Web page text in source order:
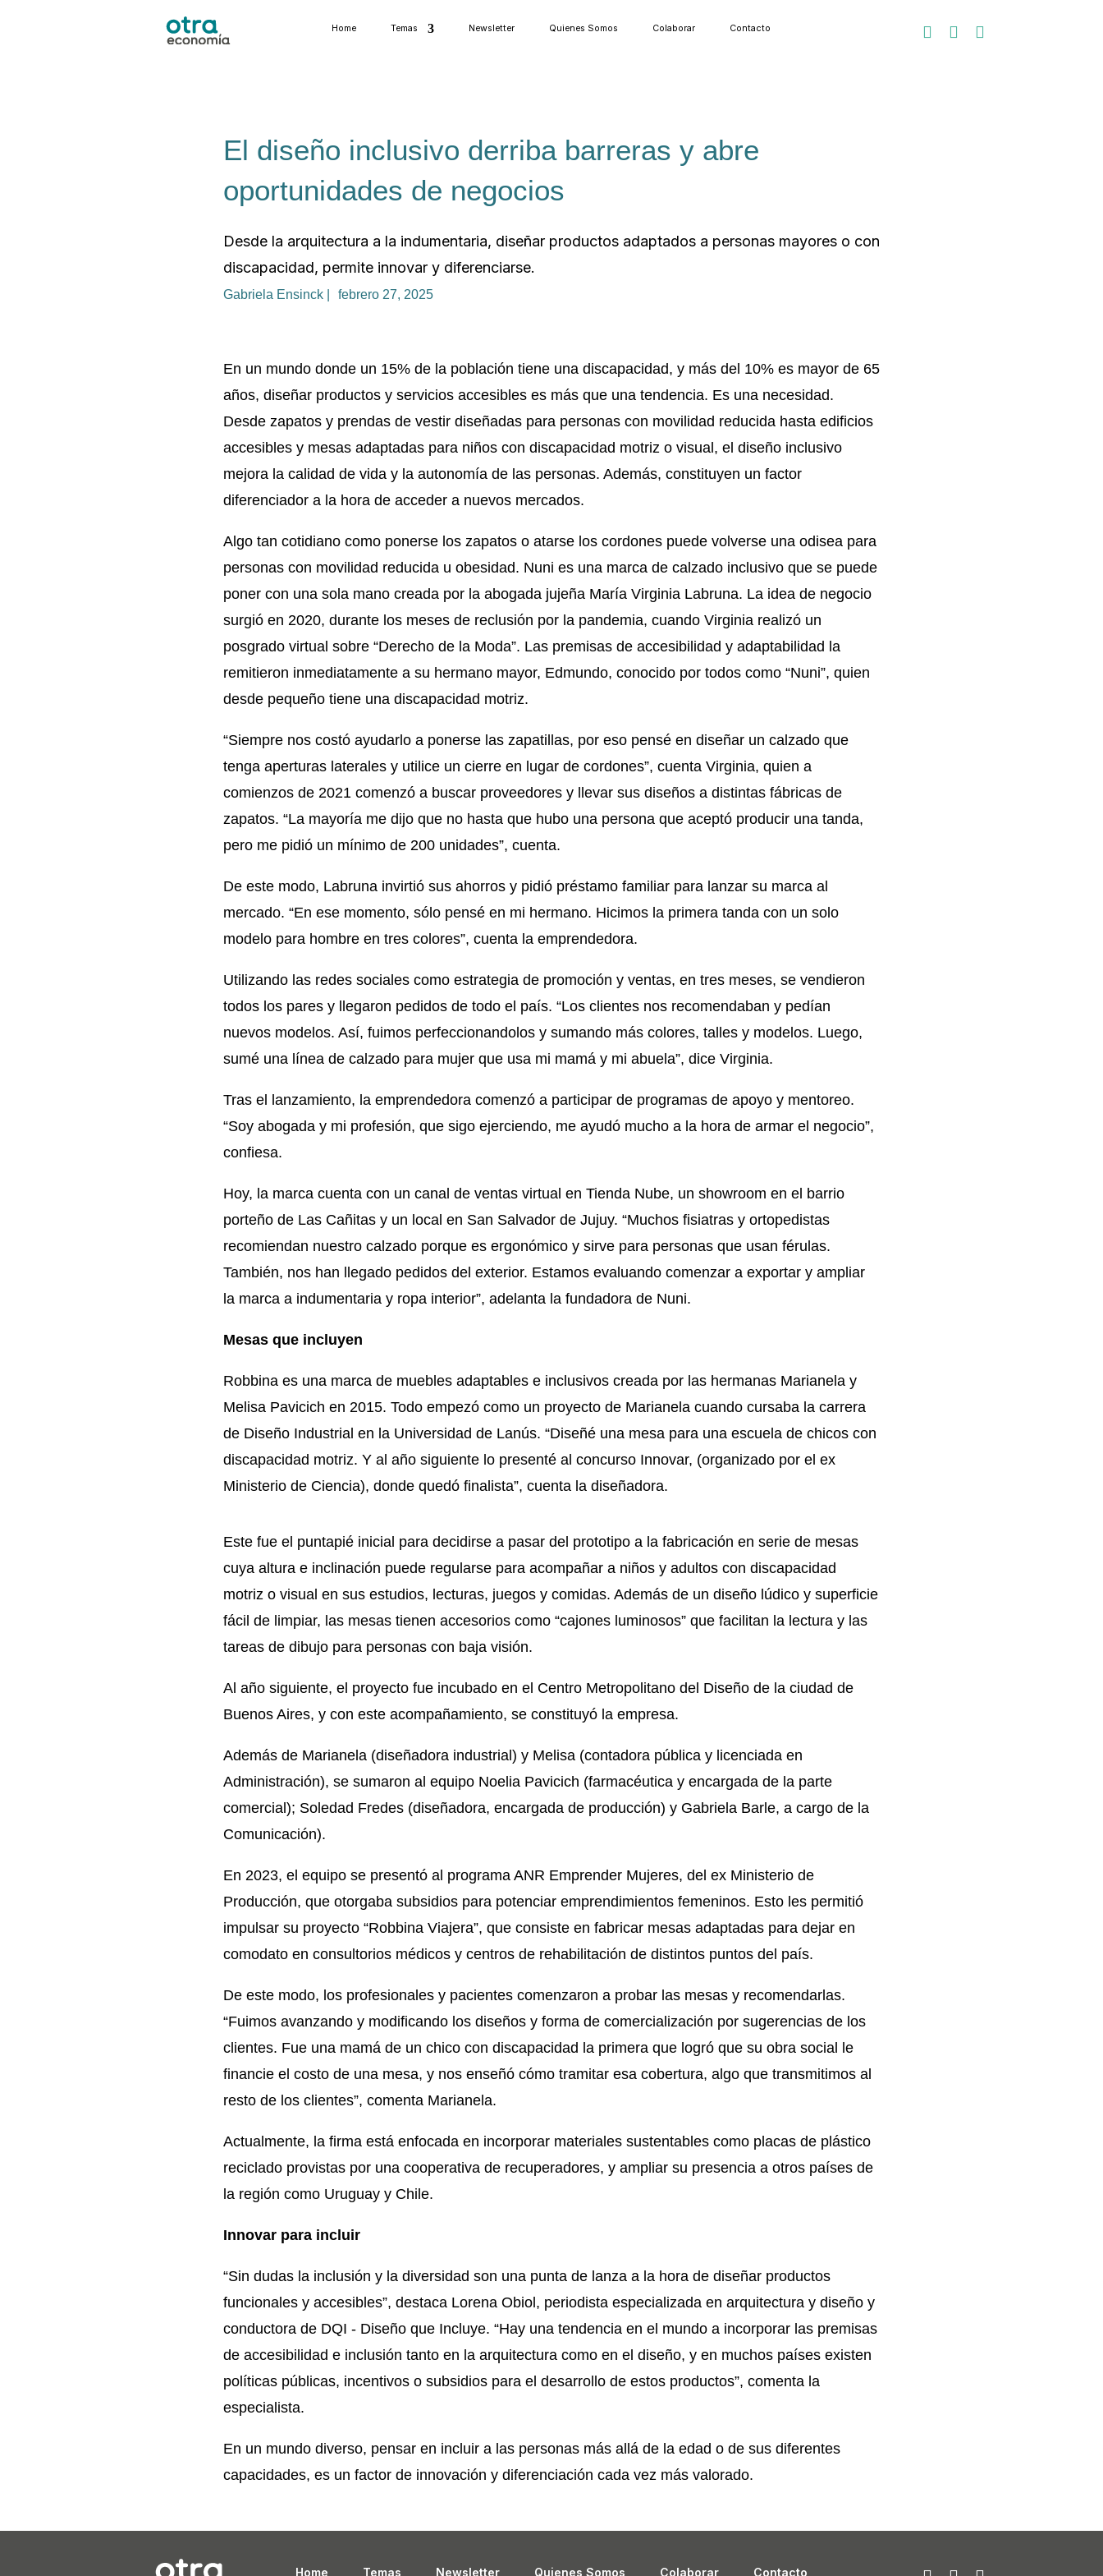
Home Temas Newsletter Quienes Somos Colaborar Contacto 


El diseño inclusivo derriba barreras y abre
oportunidades de negocios
Desde la arquitectura a la indumentaria, diseñar productos adaptados a personas mayores o con
discapacidad, permite innovar y diferenciarse.
Gabriela Ensinck | febrero 27, 2025
En un mundo donde un 15% de la población tiene una discapacidad, y más del 10% es mayor de 65
años, diseñar productos y servicios accesibles es más que una tendencia. Es una necesidad.
Desde zapatos y prendas de vestir diseñadas para personas con movilidad reducida hasta edificios
accesibles y mesas adaptadas para niños con discapacidad motriz o visual, el diseño inclusivo
mejora la calidad de vida y la autonomía de las personas. Además, constituyen un factor
diferenciador a la hora de acceder a nuevos mercados.
Algo tan cotidiano como ponerse los zapatos o atarse los cordones puede volverse una odisea para
personas con movilidad reducida u obesidad. Nuni es una marca de calzado inclusivo que se puede
poner con una sola mano creada por la abogada jujeña María Virginia Labruna. La idea de negocio
surgió en 2020, durante los meses de reclusión por la pandemia, cuando Virginia realizó un
posgrado virtual sobre “Derecho de la Moda”. Las premisas de accesibilidad y adaptabilidad la
remitieron inmediatamente a su hermano mayor, Edmundo, conocido por todos como “Nuni”, quien
desde pequeño tiene una discapacidad motriz.
“Siempre nos costó ayudarlo a ponerse las zapatillas, por eso pensé en diseñar un calzado que
tenga aperturas laterales y utilice un cierre en lugar de cordones”, cuenta Virginia, quien a
comienzos de 2021 comenzó a buscar proveedores y llevar sus diseños a distintas fábricas de
zapatos. “La mayoría me dijo que no hasta que hubo una persona que aceptó producir una tanda,
pero me pidió un mínimo de 200 unidades”, cuenta.
De este modo, Labruna invirtió sus ahorros y pidió préstamo familiar para lanzar su marca al
mercado. “En ese momento, sólo pensé en mi hermano. Hicimos la primera tanda con un solo
modelo para hombre en tres colores”, cuenta la emprendedora.
Utilizando las redes sociales como estrategia de promoción y ventas, en tres meses, se vendieron
todos los pares y llegaron pedidos de todo el país. “Los clientes nos recomendaban y pedían
nuevos modelos. Así, fuimos perfeccionandolos y sumando más colores, talles y modelos. Luego,
sumé una línea de calzado para mujer que usa mi mamá y mi abuela”, dice Virginia.
Tras el lanzamiento, la emprendedora comenzó a participar de programas de apoyo y mentoreo.
“Soy abogada y mi profesión, que sigo ejerciendo, me ayudó mucho a la hora de armar el negocio”,
confiesa.
Hoy, la marca cuenta con un canal de ventas virtual en Tienda Nube, un showroom en el barrio
porteño de Las Cañitas y un local en San Salvador de Jujuy. “Muchos fisiatras y ortopedistas
recomiendan nuestro calzado porque es ergonómico y sirve para personas que usan férulas.
También, nos han llegado pedidos del exterior. Estamos evaluando comenzar a exportar y ampliar
la marca a indumentaria y ropa interior”, adelanta la fundadora de Nuni.
Mesas que incluyen
Robbina es una marca de muebles adaptables e inclusivos creada por las hermanas Marianela y
Melisa Pavicich en 2015. Todo empezó como un proyecto de Marianela cuando cursaba la carrera
de Diseño Industrial en la Universidad de Lanús. “Diseñé una mesa para una escuela de chicos con
discapacidad motriz. Y al año siguiente lo presenté al concurso Innovar, (organizado por el ex
Ministerio de Ciencia), donde quedó finalista”, cuenta la diseñadora.
Este fue el puntapié inicial para decidirse a pasar del prototipo a la fabricación en serie de mesas
cuya altura e inclinación puede regularse para acompañar a niños y adultos con discapacidad
motriz o visual en sus estudios, lecturas, juegos y comidas. Además de un diseño lúdico y superficie
fácil de limpiar, las mesas tienen accesorios como “cajones luminosos” que facilitan la lectura y las
tareas de dibujo para personas con baja visión.
Al año siguiente, el proyecto fue incubado en el Centro Metropolitano del Diseño de la ciudad de
Buenos Aires, y con este acompañamiento, se constituyó la empresa.
Además de Marianela (diseñadora industrial) y Melisa (contadora pública y licenciada en
Administración), se sumaron al equipo Noelia Pavicich (farmacéutica y encargada de la parte
comercial); Soledad Fredes (diseñadora, encargada de producción) y Gabriela Barle, a cargo de la
Comunicación).
En 2023, el equipo se presentó al programa ANR Emprender Mujeres, del ex Ministerio de
Producción, que otorgaba subsidios para potenciar emprendimientos femeninos. Esto les permitió
impulsar su proyecto “Robbina Viajera”, que consiste en fabricar mesas adaptadas para dejar en
comodato en consultorios médicos y centros de rehabilitación de distintos puntos del país.
De este modo, los profesionales y pacientes comenzaron a probar las mesas y recomendarlas.
“Fuimos avanzando y modificando los diseños y forma de comercialización por sugerencias de los
clientes. Fue una mamá de un chico con discapacidad la primera que logró que su obra social le
financie el costo de una mesa, y nos enseñó cómo tramitar esa cobertura, algo que transmitimos al
resto de los clientes”, comenta Marianela.
Actualmente, la firma está enfocada en incorporar materiales sustentables como placas de plástico
reciclado provistas por una cooperativa de recuperadores, y ampliar su presencia a otros países de
la región como Uruguay y Chile.
Innovar para incluir
“Sin dudas la inclusión y la diversidad son una punta de lanza a la hora de diseñar productos
funcionales y accesibles”, destaca Lorena Obiol, periodista especializada en arquitectura y diseño y
conductora de DQI - Diseño que Incluye. “Hay una tendencia en el mundo a incorporar las premisas
de accesibilidad e inclusión tanto en la arquitectura como en el diseño, y en muchos países existen
políticas públicas, incentivos o subsidios para el desarrollo de estos productos”, comenta la
especialista.
En un mundo diverso, pensar en incluir a las personas más allá de la edad o de sus diferentes
capacidades, es un factor de innovación y diferenciación cada vez más valorado.
Home Temas Newsletter Quienes Somos Colaborar Contacto